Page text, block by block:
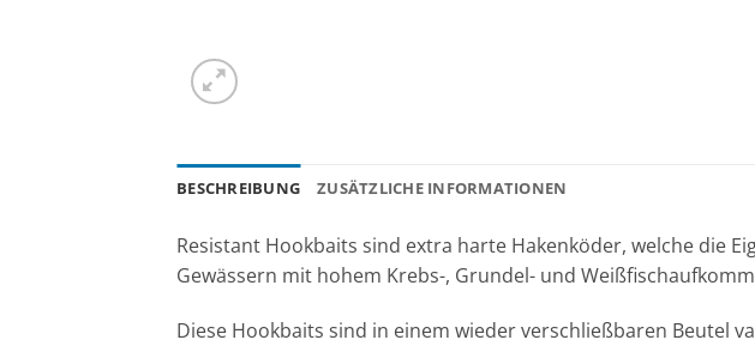
BESCHREIBUNG ZUSÄTZLICHE INFORMATIONEN
Resistant Hookbaits sind extra harte Hakenköder, welche die
Gewässern mit hohem Krebs-, Grundel- und
Diese Hookbaits sind in einem wieder verschließbaren Beutel